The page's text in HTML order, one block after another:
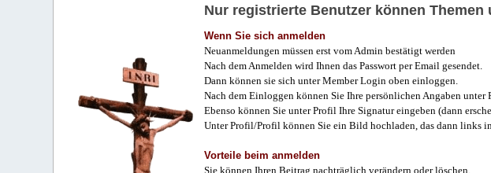
Nur registrierte Benutzer können
Wenn Sie sich anmelden
Neuanmeldungen müssen erst vom Admin bestätigt werden
Nach dem Anmelden wird Ihnen das Passwort per Email gesendet.
Dann können sie sich unter Member Login oben einloggen.
Nach dem Einloggen können Sie Ihre persönlichen Angaben unter
Ebenso können Sie unter Profil Ihre Signatur eingeben (dann
Unter Profil/Profil können Sie ein Bild hochladen, das dann links
Vorteile beim anmelden
Sie können Ihren Beitrag nachträglich verändern oder löschen.